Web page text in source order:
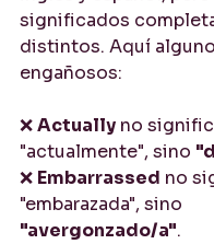
significados
distintos. Aquí
engañosos:
❌ Actually no
"actualmente", sino
❌ Embarrassed no
"embarazada", sino
"avergonzado/a".